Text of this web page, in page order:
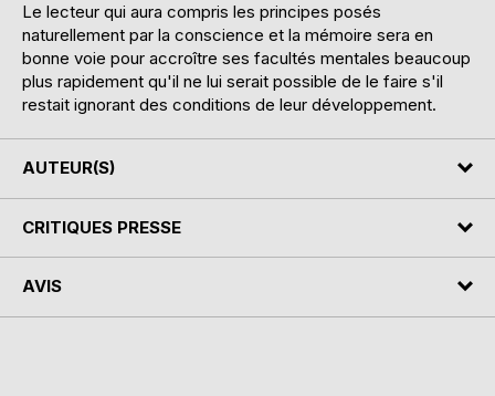
Le lecteur qui aura compris les principes posés
naturellement par la conscience et la mémoire sera en
bonne voie pour accroître ses facultés mentales beaucoup
plus rapidement qu'il ne lui serait possible de le faire s'il
restait ignorant des conditions de leur développement.
AUTEUR(S)
CRITIQUES PRESSE
AVIS